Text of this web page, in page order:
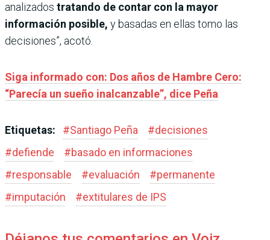
analizados tratando de contar con la mayor
información posible, y basadas en ellas tomo las
decisiones”, acotó.
Siga informado con: Dos años de Hambre Cero:
“Parecía un sueño inalcanzable”, dice Peña
Etiquetas: #Santiago Peña #decisiones
#defiende #basado en informaciones
#responsable #evaluación #permanente
#imputación #extitulares de IPS